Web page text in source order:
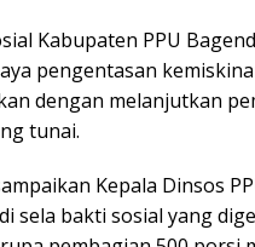
Kabupaten PPU
pengentasan
dengan melanjutkan
tunai.
Kepala Dinsos
sela bakti sosial yang